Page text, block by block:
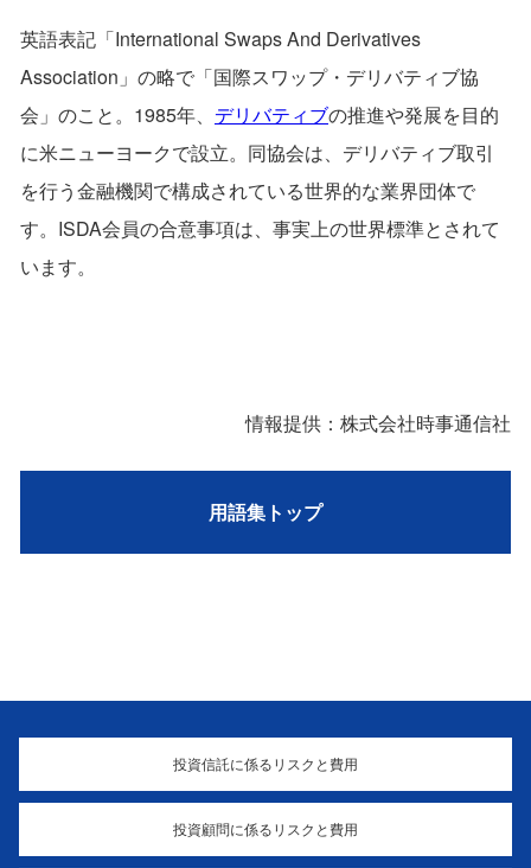
英語表記「International Swaps And Derivatives
Association」の略で「国際スワップ・デリバティブ協
会」のこと。1985年、 デリバティブの推進や発展を目的
に米ニューヨークで設立。同協会は、デリバティブ取引
を行う金融機関で構成されている世界的な業界団体で
す。ISDA会員の合意事項は、事実上の世界標準とされて
います。
情報提供：株式会社時事通信社
用語集トップ
投資信託に係るリスクと費用
投資顧問に係るリスクと費用